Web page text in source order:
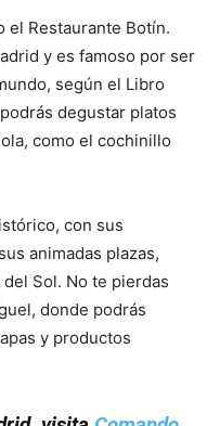
el Restaurante Botín.
y es famoso por ser
según el Libro
degustar platos
como el cochinillo
con sus
animadas plazas,
Sol. No te pierdas
donde podrás
y productos